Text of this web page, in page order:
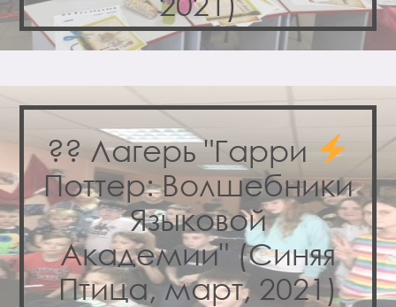
?? Лагерь "Гарри
Поттер: Волшебники
Языковой
Академии" (Синяя
Птица, март, 2021)